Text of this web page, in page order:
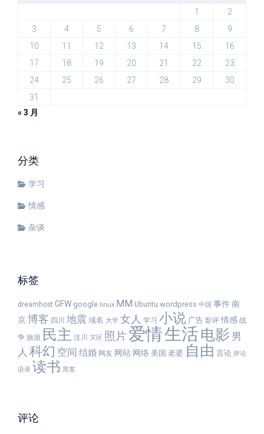
1
2
3
4 5 6 7 8
9
10
11 12 13 14 15
16
17
18 19 20 21 22
23
24
25 26 27 28 29
30
31
« 3 月
分类
学习
情感
杂谈
标签
dreamhost GFW google linux MM Ubuntu wordpress 中国 事件南
京博客 四川 地震 域名 大学 女人 学习 小说 广告 影评 情感 战
争 旅游 民主 汶川 灾区 照片 爱情生活 电影 男
人 科幻 空间 结婚 网友 网站 网络 美国 老婆 自由 言论 评论
语录 读书 黑客
评论